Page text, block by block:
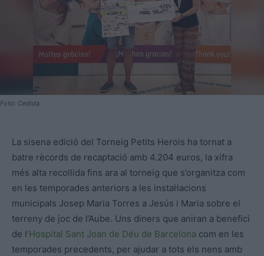
Foto: Cedida
La sisena edició del Torneig Petits Herois ha tornat a
batre rècords de recaptació amb 4.204 euros, la xifra
més alta recollida fins ara al torneig que s’organitza com
en les temporades anteriors a les instal·lacions
municipals Josep Maria Torres a Jesús i Maria sobre el
terreny de joc de l’Aube. Uns diners que aniran a benefici
de l’Hospital Sant Joan de Déu de Barcelona com en les
temporades precedents, per ajudar a tots els nens amb